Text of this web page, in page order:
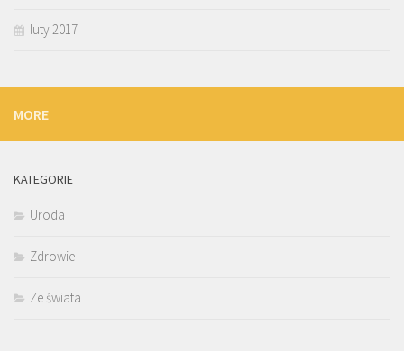
luty 2017
MORE
KATEGORIE
Uroda
Zdrowie
Ze świata